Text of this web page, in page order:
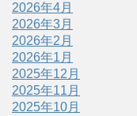
2026年4月
2026年3月
2026年2月
2026年1月
2025年12月
2025年11月
2025年10月